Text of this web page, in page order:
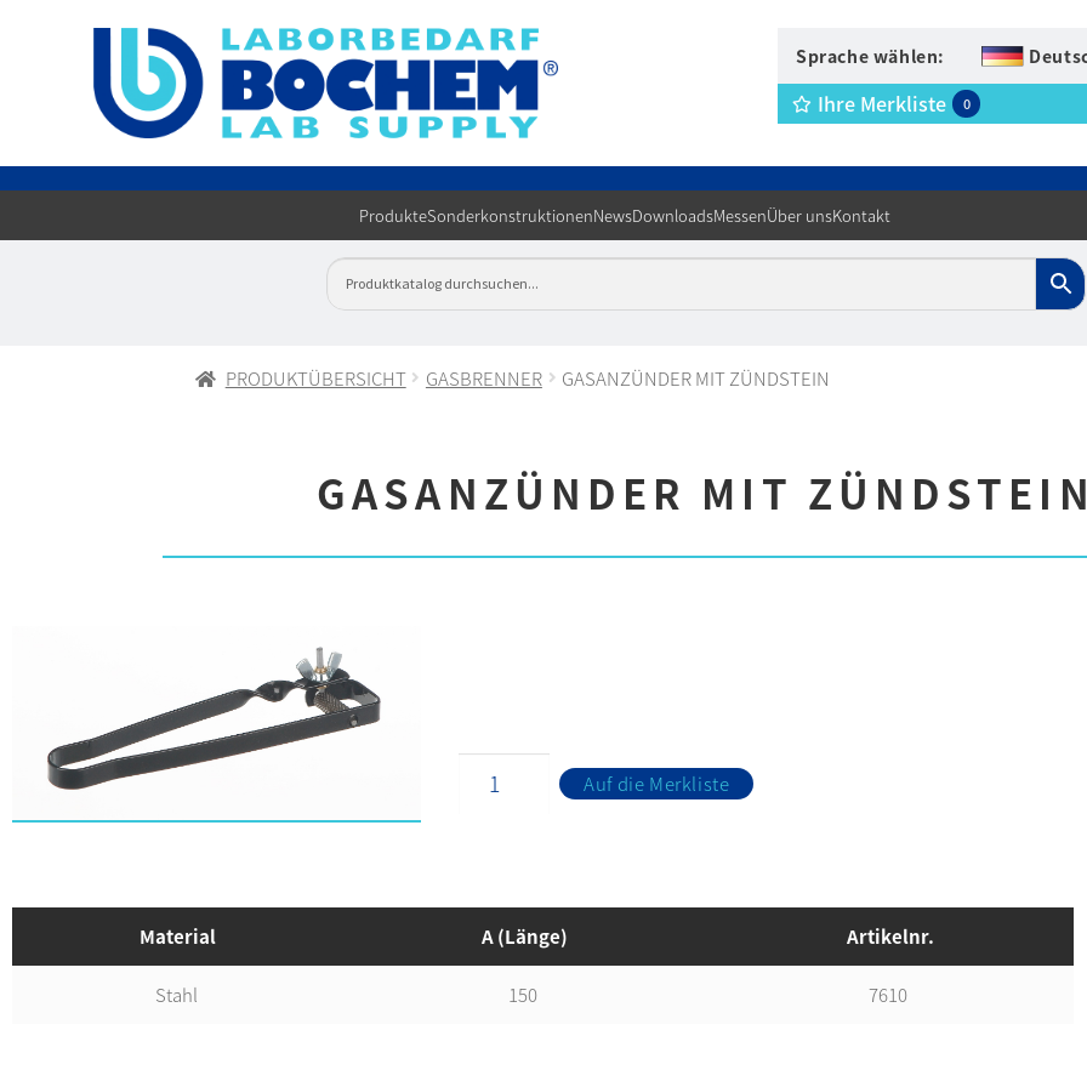
Sprache wählen:
Ihre Merkliste 0
ProdukteSonderkonstruktionenNewsDownloadsMessenÜber unsKontakt
PRODUKTÜBERSICHT GASBRENNER GASANZÜNDER MIT ZÜNDSTEIN
GASANZÜNDER MIT
Auf die Merkliste
Material A (Länge) Artikelnr.
Stahl 150 7610